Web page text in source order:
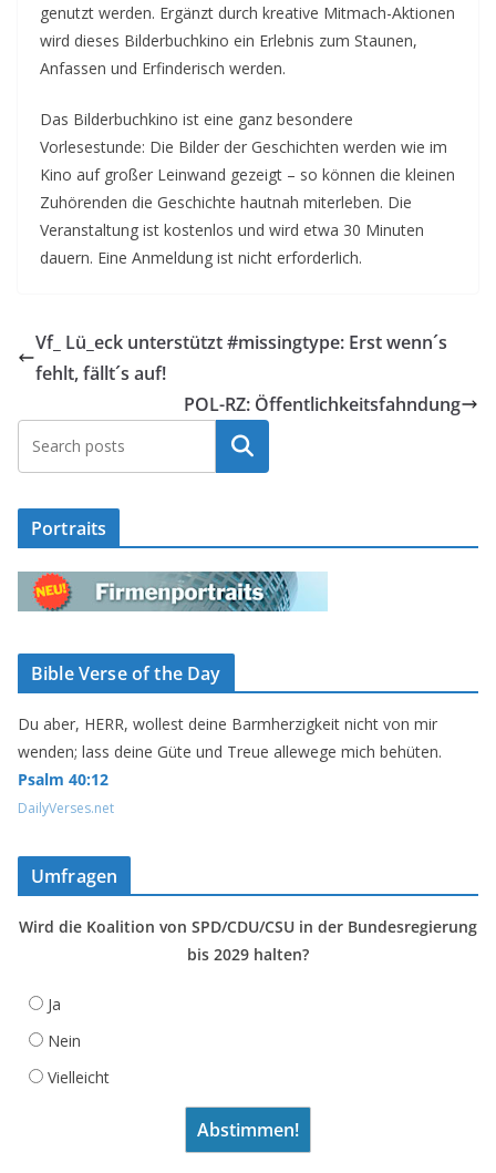
genutzt werden. Ergänzt durch kreative Mitmach-Aktionen
wird dieses Bilderbuchkino ein Erlebnis zum Staunen,
Anfassen und Erfinderisch werden.
Das Bilderbuchkino ist eine ganz besondere
Vorlesestunde: Die Bilder der Geschichten werden wie im
Kino auf großer Leinwand gezeigt – so können die kleinen
Zuhörenden die Geschichte hautnah miterleben. Die
Veranstaltung ist kostenlos und wird etwa 30 Minuten
dauern. Eine Anmeldung ist nicht erforderlich.
Vf_ Lü_eck unterstützt #missingtype: Erst wenn´s
fehlt, fällt´s auf!
POL-RZ: Öffentlichkeitsfahndung
Suchen
Portraits
Bible Verse of the Day
Du aber, HERR, wollest deine Barmherzigkeit nicht von mir
wenden; lass deine Güte und Treue allewege mich behüten.
Psalm 40:12
DailyVerses.net
Umfragen
Wird die Koalition von SPD/CDU/CSU in der Bundesregierung
bis 2029 halten?
Ja
Nein
Vielleicht